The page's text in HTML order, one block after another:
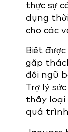
thực sự
dụng
cho các
Biết
gặp
đội ngũ
Trợ lý
thấy loại
quá trình